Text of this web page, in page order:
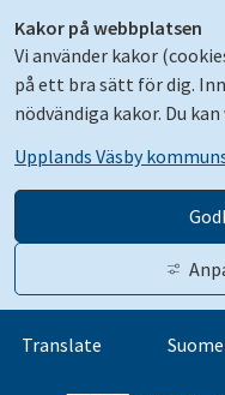
Kakor på webbplatsen
Vi använder kakor
på ett bra sätt för dig.
nödvändiga kakor. Du
Upplands Väsby
Gå till innehåll
Translate